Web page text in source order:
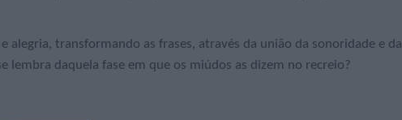
alegria, transformando as frases, através da união da sonoridade e da
lembra daquela fase em que os miúdos as dizem no recreio?